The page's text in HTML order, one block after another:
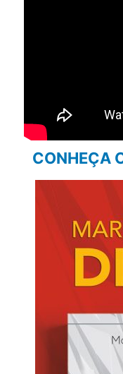
CONHEÇA